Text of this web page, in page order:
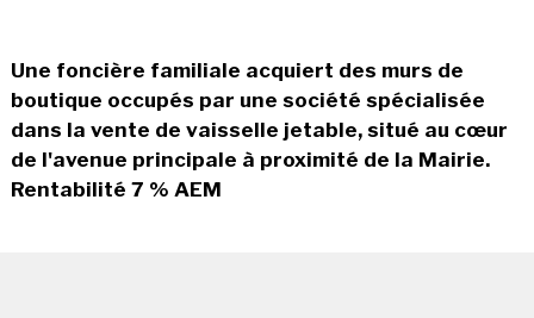
Une foncière familiale acquiert des murs de
boutique occupés par une société spécialisée
dans la vente de vaisselle jetable, situé au cœur
de l'avenue principale à proximité de la Mairie.
Rentabilité 7 % AEM